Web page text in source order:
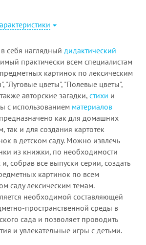
себя наглядный дидактический
практически всем специалистам
картинок по лексическим
"Луговые цветы", "Полевые цветы",
авторские загадки, стихи и
с использованием материалов
как для домашних
так и для создания картотек
в детском саду. Можно извлечь
из книжки, по необходимости
собрав все выпуски серии, создать
картинок по всем
саду лексическим темам.
необходимой составляющей
пространственной среды в
сада и позволяет проводить
и увлекательные игры с детьми.